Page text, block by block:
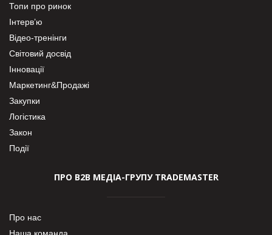
Топи про ринок
Інтерв’ю
Відео-тренінги
Світовий досвід
Інновації
Маркетинг&Продажі
Закупки
Логістика
Закон
Події
ПРО В2В МЕДІА-ГРУПУ TRADEMASTER
Про нас
Наша команда